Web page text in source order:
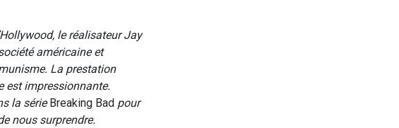
le réalisateur Jay
américaine et
La prestation
est impressionnante.
la série Breaking Bad pour
nous surprendre.